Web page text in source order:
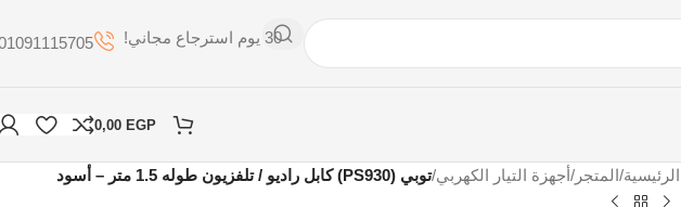
30 يوم استرجاع مجاني!
0,00 EGP
الرئيسية/المتجر /أجهزة التيار الكهربي/توبي (PS930) كابل راديو / تلفزيون طوله 1.5 متر – أسود